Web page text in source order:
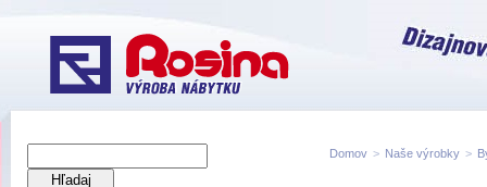
Domov > Naše výrobky >